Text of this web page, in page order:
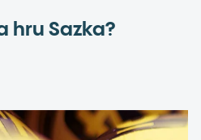
hru Sazka?